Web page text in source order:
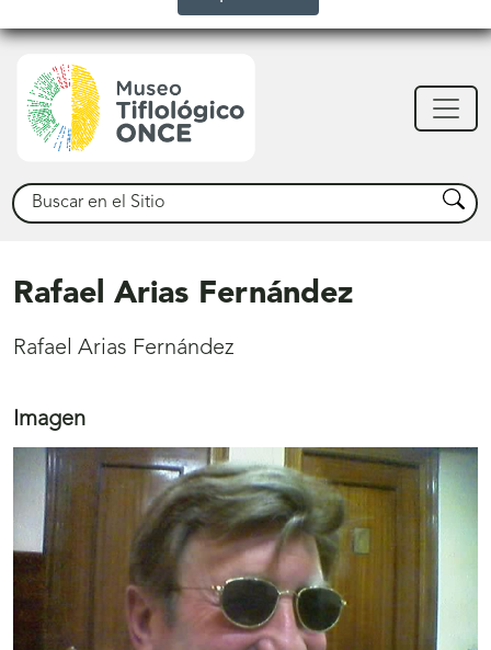
Buscar Buscar
Rafael Arias Fernández
Rafael Arias Fernández
Imagen